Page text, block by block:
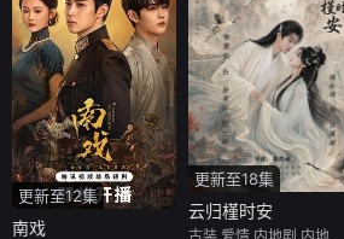
更新至12集
南戏
更新至18集
云归槿时安